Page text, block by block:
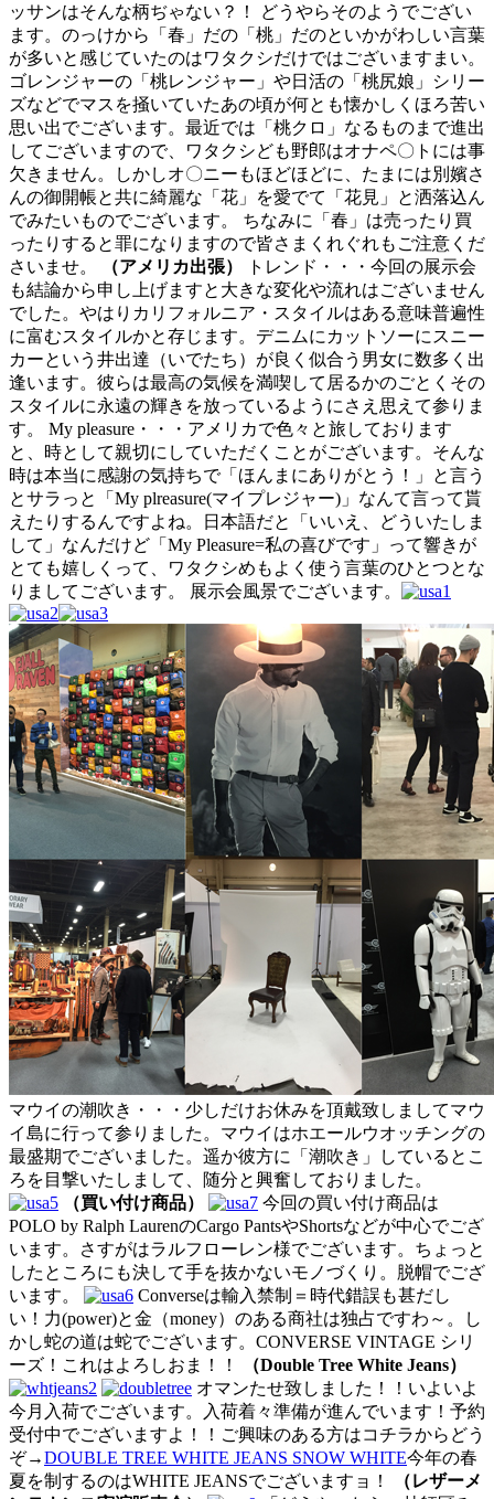
ッサンはそんな柄ぢゃない？！ どうやらそのようでござい
ます。のっけから「春」だの「桃」だのといかがわしい言葉
が多いと感じていたのはワタクシだけではございますまい。
ゴレンジャーの「桃レンジャー」や日活の「桃尻娘」シリー
ズなどでマスを掻いていたあの頃が何とも懐かしくほろ苦い
思い出でございます。最近では「桃クロ」なるものまで進出
してございますので、ワタクシども野郎はオナペ〇トには事
欠きません。しかしオ〇ニーもほどほどに、たまには別嬪さ
んの御開帳と共に綺麗な「花」を愛でて「花見」と洒落込ん
でみたいものでございます。 ちなみに「春」は売ったり買
ったりすると罪になりますので皆さまくれぐれもご注意くだ
さいませ。
（アメリカ出張）
トレンド・・・今回の展示会
も結論から申し上げますと大きな変化や流れはございません
でした。やはりカリフォルニア・スタイルはある意味普遍性
に富むスタイルかと存じます。デニムにカットソーにスニー
カーという井出達（いでたち）が良く似合う男女に数多く出
逢います。彼らは最高の気候を満喫して居るかのごとくその
スタイルに永遠の輝きを放っているようにさえ思えて参りま
す。 My pleasure・・・アメリカで色々と旅しております
と、時として親切にしていただくことがございます。そんな
時は本当に感謝の気持ちで「ほんまにありがとう！」と言う
とサラっと「My plreasure(マイプレジャー)」なんて言って貰
えたりするんですよね。日本語だと「いいえ、どういたしま
して」なんだけど「My Pleasure=私の喜びです」って響きが
とても嬉しくって、ワタクシめもよく使う言葉のひとつとな
りましてございます。 展示会風景でございます。
マウイの潮吹き・・・少しだけお休みを頂戴致しましてマウ
イ島に行って参りました。マウイはホエールウオッチングの
最盛期でございました。遥か彼方に「潮吹き」しているとこ
ろを目撃いたしまして、随分と興奮しておりました。
（買い付け商品）
今回の買い付け商品は
POLO by Ralph LaurenのCargo PantsやShortsなどが中心でござ
います。さすがはラルフローレン様でございます。ちょっと
したところにも決して手を抜かないモノづくり。脱帽でござ
います。
Converseは輸入禁制＝時代錯誤も甚だし
い！力(power)と金（money）のある商社は独占ですわ～。し
かし蛇の道は蛇でございます。CONVERSE VINTAGE シリ
ーズ！これはよろしおま！！
（Double Tree White Jeans）
オマンたせ致しました！！いよいよ
今月入荷でございます。入荷着々準備が進んでいます！予約
受付中でございますよ！！ご興味のある方はコチラからどう
ぞ→DOUBLE TREE WHITE JEANS SNOW WHITE今年の春
夏を制するのはWHITE JEANSでございますョ！
（レザーメ